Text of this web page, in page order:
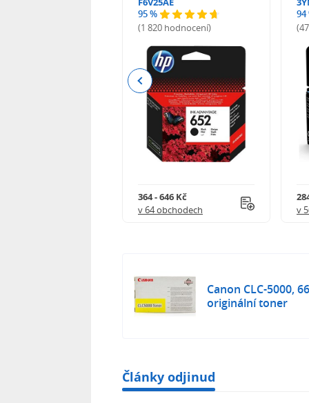
95 %
(1 820 hodnocení)
364 - 646 Kč
v 64 obchodech
94
v
Previous
Canon CLC-5000,
originální toner
Články odjinud